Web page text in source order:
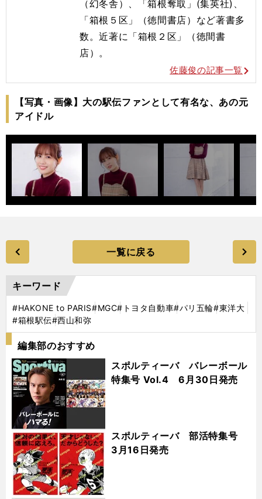
（幻冬舎）、「箱根奪取」(集英社)、
「箱根５区」（徳間書店）など著書多
数。近著に「箱根２区」（徳間書
店）。
佐藤俊の記事一覧
【写真・画像】大の駅伝ファンとして有名な、あの元
アイドル
一覧に戻る
キーワード
#HAKONE to PARIS#MGC#トヨタ自動車#パリ五輪#東洋大
#箱根駅伝#西山和弥
編集部のおすすめ
スポルティーバ バレーボール
特集号 Vol.4 6月30日発売
スポルティーバ 部活特集号
3月16日発売